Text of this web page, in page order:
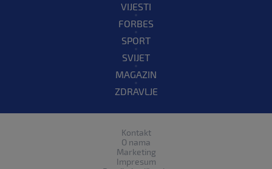
VIJESTI
FORBES
SPORT
SVIJET
MAGAZIN
ZDRAVLJE
Kontakt
O nama
Marketing
Impresum